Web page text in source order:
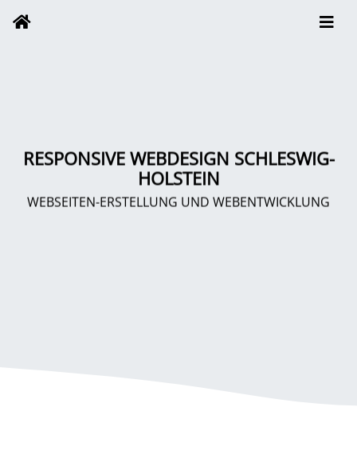
RESPONSIVE WEBDESIGN SCHLESWIG-
HOLSTEIN
WEBSEITEN-ERSTELLUNG UND WEBENTWICKLUNG